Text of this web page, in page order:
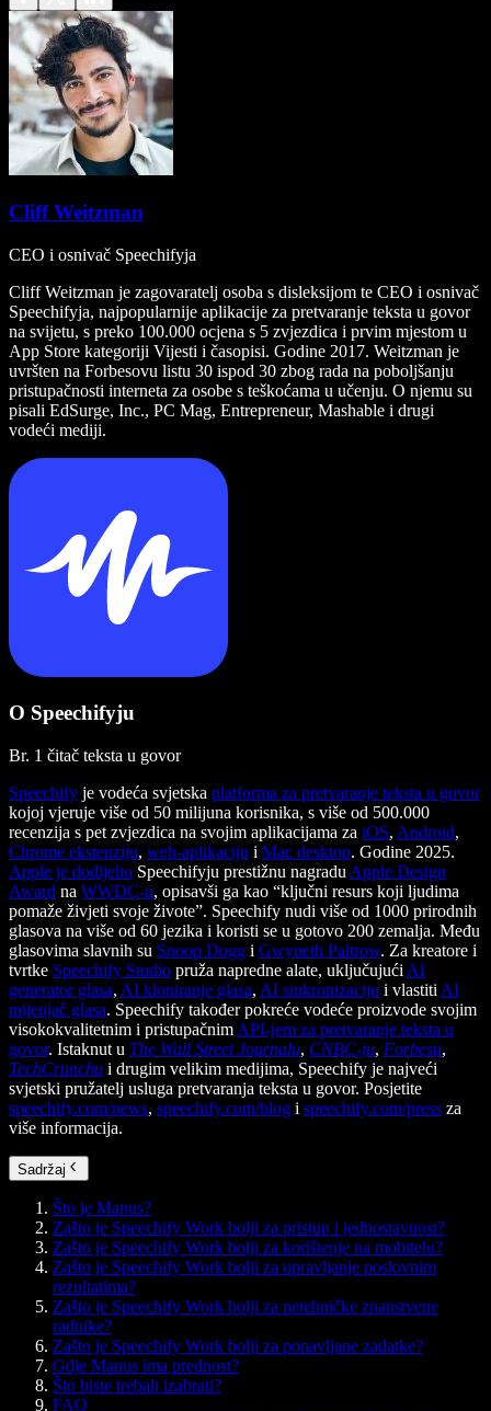
Cliff Weitzman
CEO i osnivač Speechifyja
Cliff Weitzman je zagovaratelj osoba s disleksijom te CEO i osnivač
Speechifyja, najpopularnije aplikacije za pretvaranje teksta u govor
na svijetu, s preko 100.000 ocjena s 5 zvjezdica i prvim mjestom u
App Store kategoriji Vijesti i časopisi. Godine 2017. Weitzman je
uvršten na Forbesovu listu 30 ispod 30 zbog rada na poboljšanju
pristupačnosti interneta za osobe s teškoćama u učenju. O njemu su
pisali EdSurge, Inc., PC Mag, Entrepreneur, Mashable i drugi
vodeći mediji.
O Speechifyju
Br. 1 čitač teksta u govor
Speechify je vodeća svjetska platforma za pretvaranje teksta u govor
kojoj vjeruje više od 50 milijuna korisnika, s više od 500.000
recenzija s pet zvjezdica na svojim aplikacijama za iOS, Android,
Chrome ekstenziju, web-aplikaciju i Mac desktop. Godine 2025.
Apple je dodijelio Speechifyju prestižnu nagradu Apple Design
Award na WWDC-u, opisavši ga kao “ključni resurs koji ljudima
pomaže živjeti svoje živote”. Speechify nudi više od 1000 prirodnih
glasova na više od 60 jezika i koristi se u gotovo 200 zemalja. Među
glasovima slavnih su Snoop Dogg i Gwyneth Paltrow. Za kreatore i
tvrtke Speechify Studio pruža napredne alate, uključujući AI
generator glasa, AI kloniranje glasa, AI sinkronizaciju i vlastiti AI
mijenjač glasa. Speechify također pokreće vodeće proizvode svojim
visokokvalitetnim i pristupačnim API-jem za pretvaranje teksta u
govor. Istaknut u The Wall Street Journalu, CNBC-ju, Forbesu,
TechCrunchu i drugim velikim medijima, Speechify je najveći
svjetski pružatelj usluga pretvaranja teksta u govor. Posjetite
speechify.com/news, speechify.com/blog i speechify.com/press za
više informacija.
Sadržaj
Što je Manus?
Zašto je Speechify Work bolji za pristup i jednostavnost?
Zašto je Speechify Work bolji za korištenje na mobitelu?
Zašto je Speechify Work bolji za upravljanje poslovnim
rezultatima?
Zašto je Speechify Work bolji za netehničke znanstvene
radnike?
Zašto je Speechify Work bolji za ponavljane zadatke?
Gdje Manus ima prednost?
Što biste trebali izabrati?
FAQ